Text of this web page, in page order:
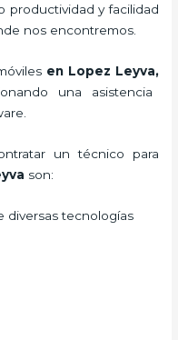
productividad y facilidad
nos encontremos.
en Lopez Leyva,
una asistencia
un técnico para
son:
diversas tecnologías